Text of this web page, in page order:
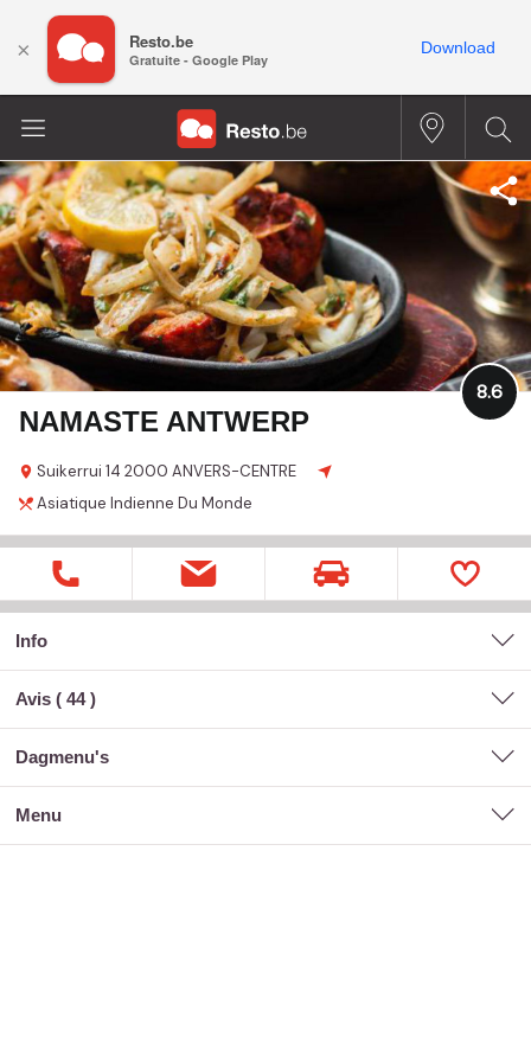
NAMASTE ANTWERP
Suikerrui 14 2000 ANVERS-CENTRE
8.6
Asiatique Indienne Du Monde
Info
Avis ( 44)
dagmenu's
menu
× Resto.be
Gratuite - Google Play
Download